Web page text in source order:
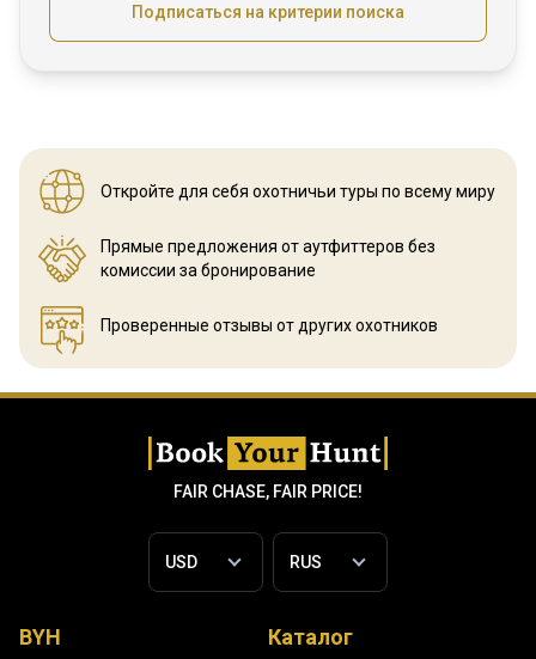
Подписаться на критерии поиска
Откройте для себя охотничьи туры по всему миру
Прямые предложения от аутфиттеров без
комиссии за бронирование
Проверенные отзывы от других охотников
FAIR CHASE, FAIR PRICE!
BYH Каталог